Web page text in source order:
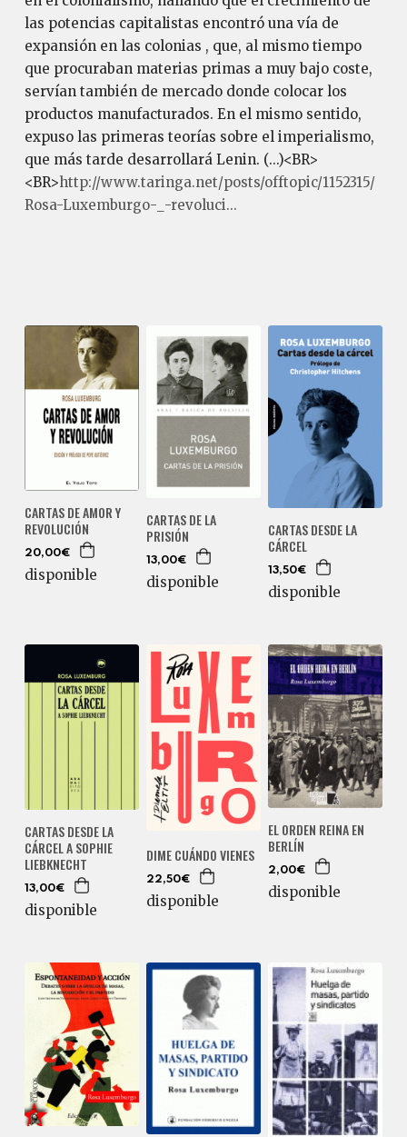
las potencias capitalistas encontró una vía de
expansión en las colonias , que, al mismo tiempo
que procuraban materias primas a muy bajo coste,
servían también de mercado donde colocar los
productos manufacturados. En el mismo sentido,
expuso las primeras teorías sobre el imperialismo,
que más tarde desarrollará Lenin. (...)<BR>
<BR>http://www.taringa.net/posts/offtopic/1152315/
Rosa-Luxemburgo-_-revoluci...
CARTAS DE AMOR Y
REVOLUCIÓN
20,00€
disponible
CARTAS DE LA
PRISIÓN
13,00€
disponible
CARTAS DESDE LA
CÁRCEL
13,50€
disponible
CARTAS DESDE LA
CÁRCEL A SOPHIE
LIEBKNECHT
13,00€
disponible
DIME CUÁNDO VIENES
22,50€
disponible
EL ORDEN REINA EN
BERLÍN
2,00€
disponible